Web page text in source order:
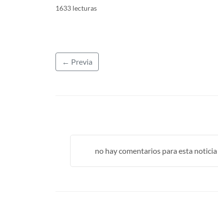
1633 lecturas
← Previa
no hay comentarios para esta noticia ...